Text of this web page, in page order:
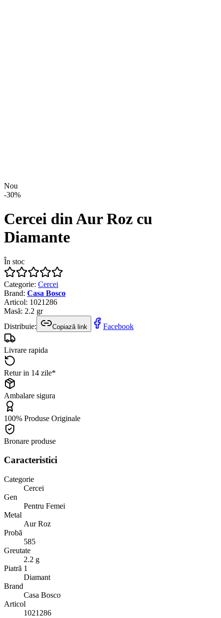
Nou
-30%
Cercei din Aur Roz cu
Diamante
În stoc
Categorie: Cercei
Brand: Casa Bosco
Articol: 1021286
Masă: 2.2 gr
Distribuie:
Copiază link Facebook
Livrare rapida
Retur in 14 zile*
Ambalare sigura
100% Produse Originale
Bronare produse
Caracteristici
Categorie
Cercei
Gen
Pentru Femei
Metal
Aur Roz
Probă
585
Greutate
2.2 g
Piatră 1
Diamant
Brand
Casa Bosco
Articol
1021286